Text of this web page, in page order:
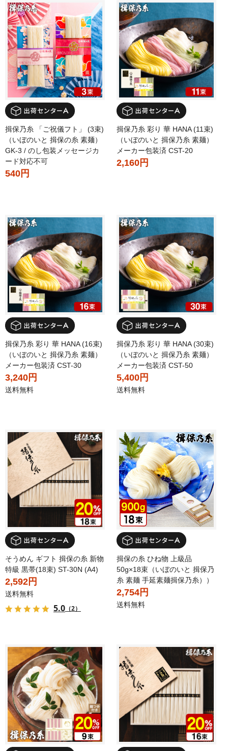
揖保乃糸 「ご祝儀フト」 (3束)
（いぼのいと 揖保の糸 素麺）
GK-3 / のし包装メッセージカ
ード対応不可
540円
揖保乃糸 彩り 華 HANA (11束)
（いぼのいと 揖保乃糸 素麺）
メーカー包装済 CST-20
2,160円
揖保乃糸 彩り 華 HANA (16束)
（いぼのいと 揖保乃糸 素麺）
メーカー包装済 CST-30
3,240円
送料無料
揖保乃糸 彩り 華 HANA (30束)
（いぼのいと 揖保乃糸 素麺）
メーカー包装済 CST-50
5,400円
送料無料
そうめん ギフト 揖保の糸 新物
特級 黒帯(18束) ST-30N (A4)
2,592円
送料無料
5.0 （2）
揖保の糸 ひね物 上級品
50g×18束（いぼのいと 揖保乃
糸 素麺 手延素麺揖保乃糸））
2,754円
送料無料